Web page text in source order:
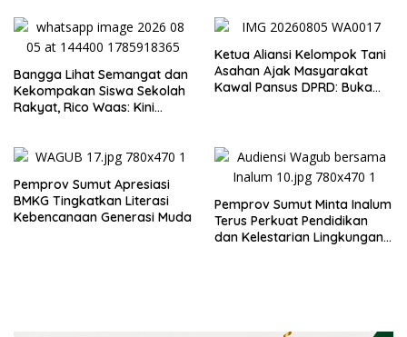
Bangga Lihat Semangat dan
Kekompakan Siswa Sekolah
Rakyat, Rico Waas: Kini
Ketua Aliansi Kelompok Tani
Asahan Ajak Masyarakat
Kawal Pansus DPRD: Buka
Pemprov Sumut Apresiasi
BMKG Tingkatkan Literasi
Kebencanaan Generasi Muda
Pemprov Sumut Minta Inalum
Terus Perkuat Pendidikan
dan Kelestarian Lingkungan